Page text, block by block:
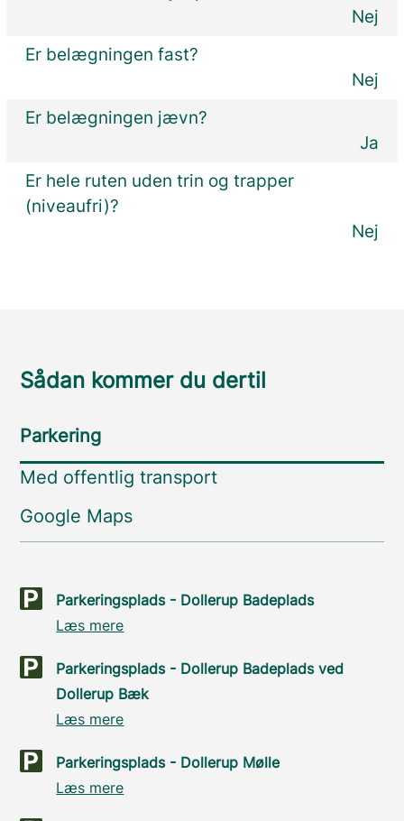
Nej
Er belægningen fast?
Nej
Er belægningen jævn?
Ja
Er hele ruten uden trin og trapper
(niveaufri)?
Nej
Sådan kommer du dertil
Parkering
Med offentlig transport
Google Maps
Parkeringsplads - Dollerup Badeplads
Læs mere
Parkeringsplads - Dollerup Badeplads ved
Dollerup Bæk
Læs mere
Parkeringsplads - Dollerup Mølle
Læs mere